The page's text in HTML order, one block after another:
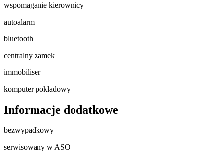
wspomaganie kierownicy
autoalarm
bluetooth
centralny zamek
immobiliser
komputer pokładowy
Informacje dodatkowe
bezwypadkowy
serwisowany w ASO